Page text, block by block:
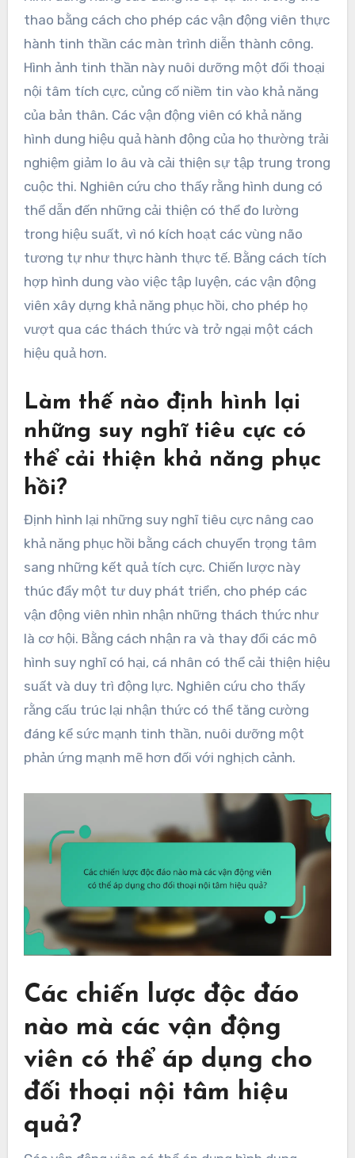
thao bằng cách cho phép các vận động viên thực
hành tinh thần các màn trình diễn thành công.
Hình ảnh tinh thần này nuôi dưỡng một đối thoại
nội tâm tích cực, củng cố niềm tin vào khả năng
của bản thân. Các vận động viên có khả năng
hình dung hiệu quả hành động của họ thường trải
nghiệm giảm lo âu và cải thiện sự tập trung trong
cuộc thi. Nghiên cứu cho thấy rằng hình dung có
thể dẫn đến những cải thiện có thể đo lường
trong hiệu suất, vì nó kích hoạt các vùng não
tương tự như thực hành thực tế. Bằng cách tích
hợp hình dung vào việc tập luyện, các vận động
viên xây dựng khả năng phục hồi, cho phép họ
vượt qua các thách thức và trở ngại một cách
hiệu quả hơn.
Làm thế nào định hình lại
những suy nghĩ tiêu cực có
thể cải thiện khả năng phục
hồi?
Định hình lại những suy nghĩ tiêu cực nâng cao
khả năng phục hồi bằng cách chuyển trọng tâm
sang những kết quả tích cực. Chiến lược này
thúc đẩy một tư duy phát triển, cho phép các
vận động viên nhìn nhận những thách thức như
là cơ hội. Bằng cách nhận ra và thay đổi các mô
hình suy nghĩ có hại, cá nhân có thể cải thiện hiệu
suất và duy trì động lực. Nghiên cứu cho thấy
rằng cấu trúc lại nhận thức có thể tăng cường
đáng kể sức mạnh tinh thần, nuôi dưỡng một
phản ứng mạnh mẽ hơn đối với nghịch cảnh.
Các chiến lược độc đáo
nào mà các vận động
viên có thể áp dụng cho
đối thoại nội tâm hiệu
quả?